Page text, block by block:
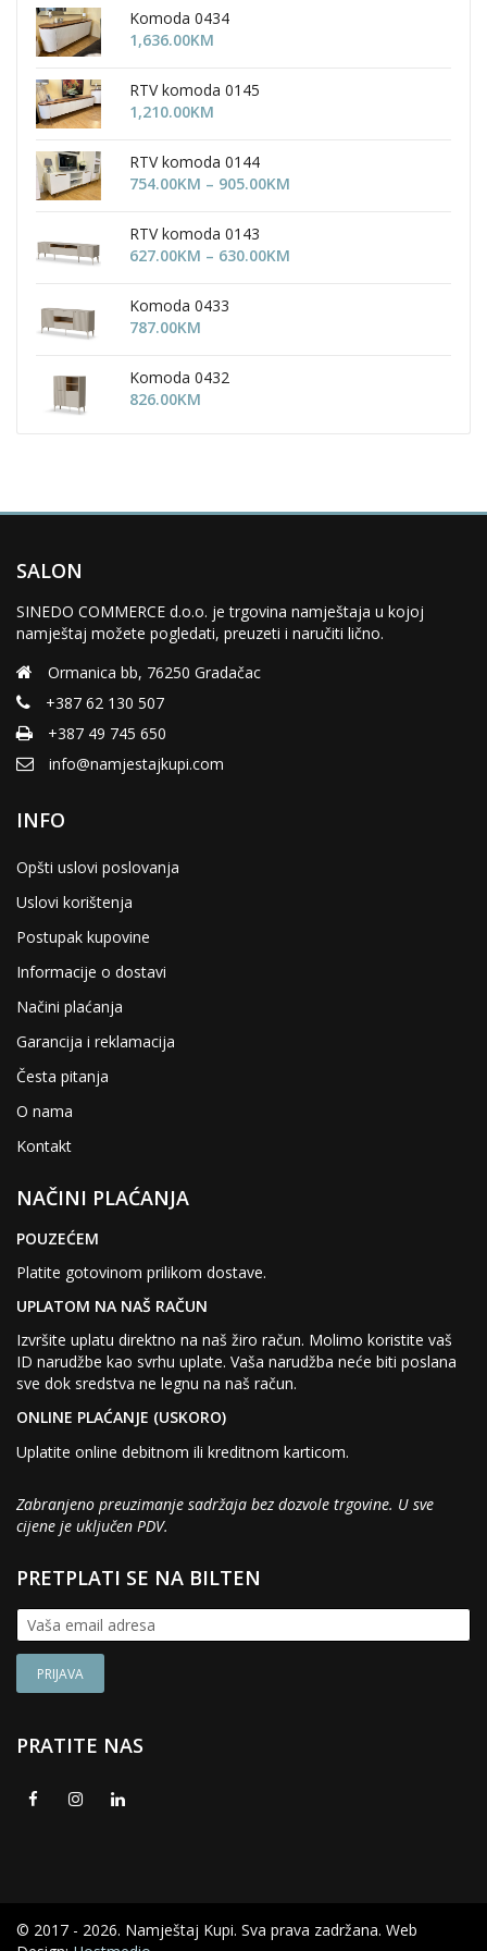
Komoda 0434
1,636.00KM
RTV komoda 0145
1,210.00KM
RTV komoda 0144
754.00KM – 905.00KM
RTV komoda 0143
627.00KM – 630.00KM
Komoda 0433
787.00KM
Komoda 0432
826.00KM
SALON
SINEDO COMMERCE d.o.o. je trgovina namještaja u kojoj
namještaj možete pogledati, preuzeti i naručiti lično.
Ormanica bb, 76250 Gradačac
+387 62 130 507
+387 49 745 650
info@namjestajkupi.com
INFO
Opšti uslovi poslovanja
Uslovi korištenja
Postupak kupovine
Informacije o dostavi
Načini plaćanja
Garancija i reklamacija
Česta pitanja
O nama
Kontakt
NAČINI PLAĆANJA
POUZEĆEM
Platite gotovinom prilikom dostave.
UPLATOM NA NAŠ RAČUN
Izvršite uplatu direktno na naš žiro račun. Molimo koristite vaš
ID narudžbe kao svrhu uplate. Vaša narudžba neće biti poslana
sve dok sredstva ne legnu na naš račun.
ONLINE PLAĆANJE (USKORO)
Uplatite online debitnom ili kreditnom karticom.
Zabranjeno preuzimanje sadržaja bez dozvole trgovine. U sve
cijene je uključen PDV.
PRETPLATI SE NA BILTEN
PRATITE NAS
© 2017 - 2026. Namještaj Kupi. Sva prava zadržana. Web